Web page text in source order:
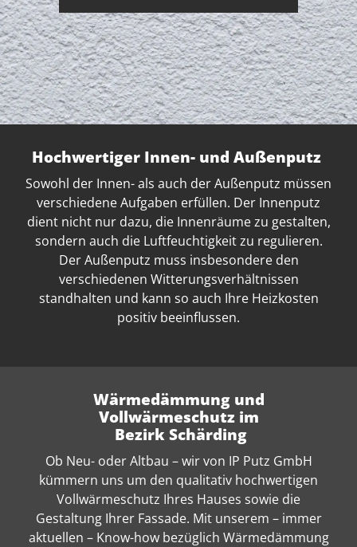
Hochwertiger Innen- und Außenputz
Sowohl der Innen- als auch der Außenputz müssen
verschiedene Aufgaben erfüllen. Der Innenputz
dient nicht nur dazu, die Innenräume zu gestalten,
sondern auch die Luftfeuchtigkeit zu regulieren.
Der Außenputz muss insbesondere den
verschiedenen Witterungsverhältnissen
standhalten und kann so auch Ihre Heizkosten
positiv beeinflussen.
Wärmedämmung und
Vollwärmeschutz im
Bezirk Schärding
Ob Neu- oder Altbau – wir von IP Putz GmbH
kümmern uns um den qualitativ hochwertigen
Vollwärmeschutz Ihres Hauses sowie die
Gestaltung Ihrer Fassade. Mit unserem – immer
aktuellen – Know-how bezüglich Wärmedämmung